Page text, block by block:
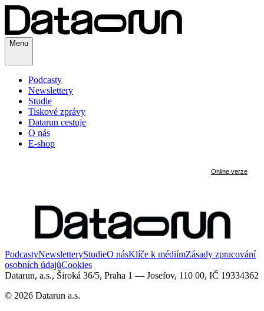
Menu
Podcasty
Newslettery
Studie
Tiskové zprávy
Datarun cestuje
O nás
E-shop
PodcastyNewsletteryStudieO násKlíče k médiímZásady zpracování
osobních údajůCookies
Datarun, a.s., Široká 36/5, Praha 1 — Josefov, 110 00, IČ 19334362
© 2026 Datarun a.s.